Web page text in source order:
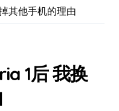
其他手机的理由
1后 我换